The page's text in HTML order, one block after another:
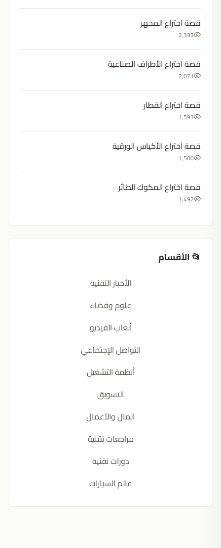
قصة اختراع المجهر
2,333
قصة اختراع الأطراف الصناعية
2,071
قصة اختراع القطار
1,593
قصة اختراع الأكياس الورقية
1,500
قصة اختراع المكوك الطائر
1,492
📂 الأقسام
الأخبار التقنية
علوم وفضاء
ألعاب الفيديو
التواصل الإجتماعي
أنظمة التشغيل
التسويق
المال والأعمال
مراجعات تقنية
دورات تقنية
عالم السيارات